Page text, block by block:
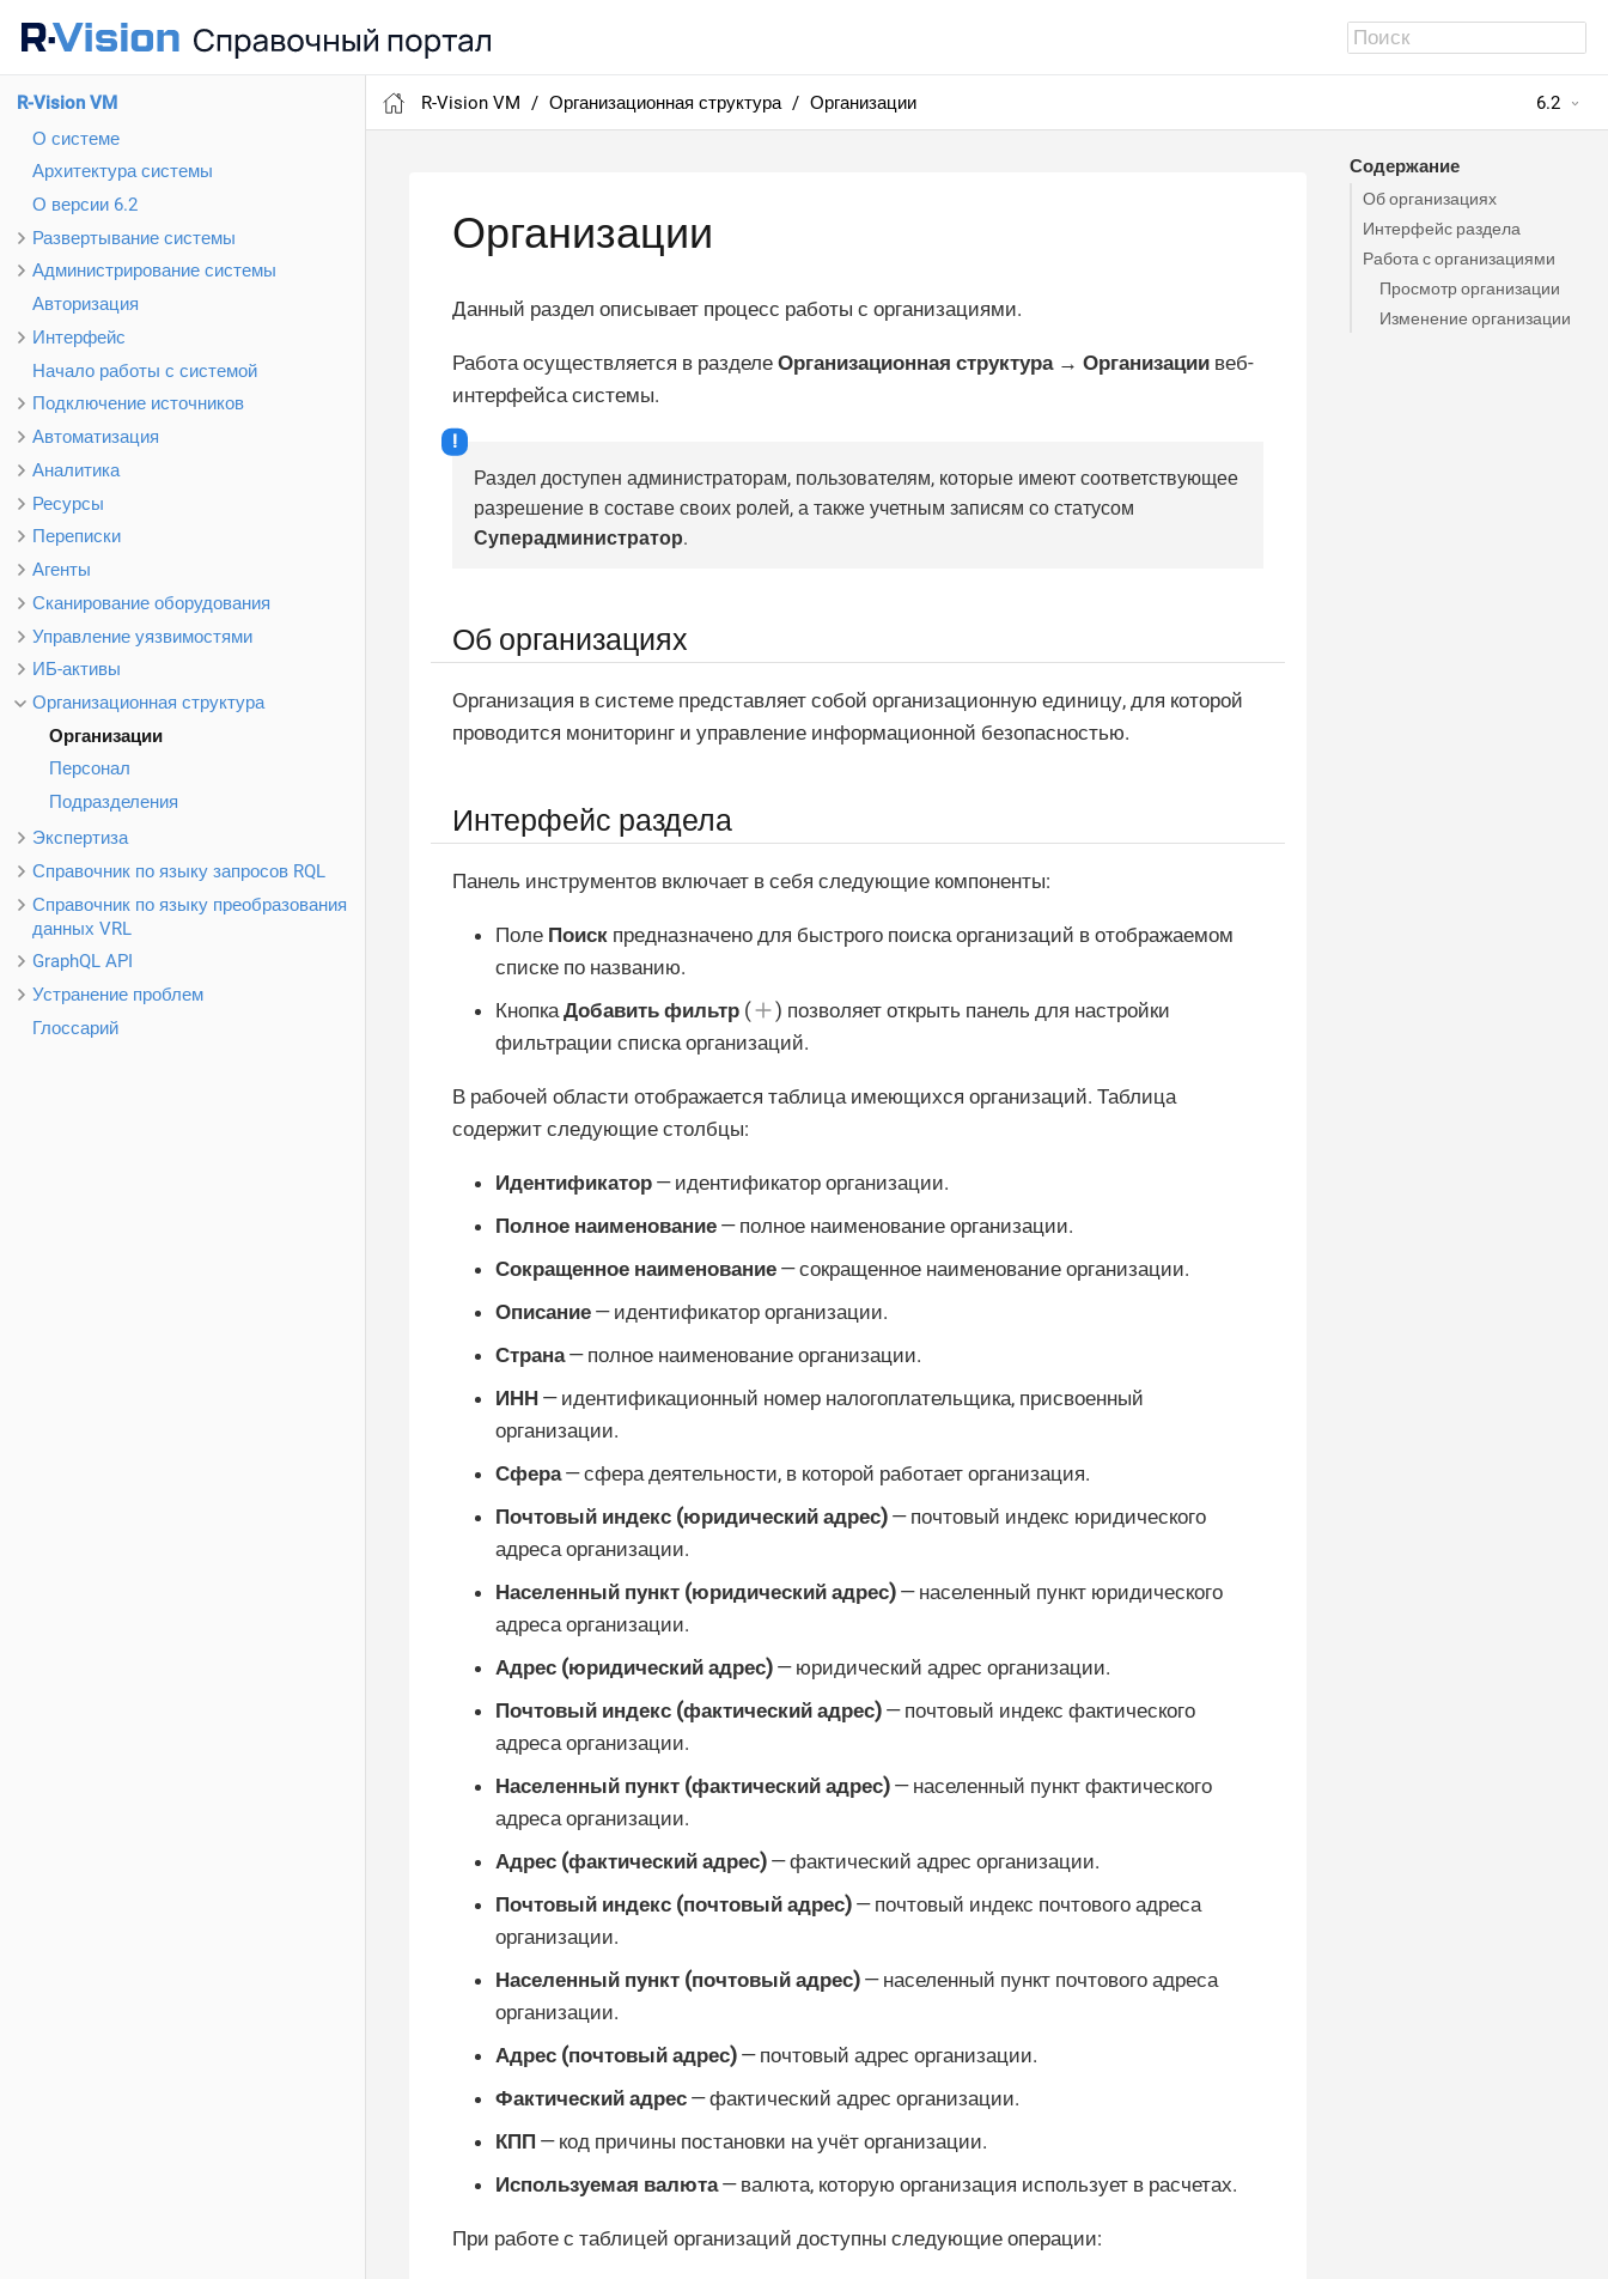
R-Vision VM
О системе
Архитектура системы
О версии 6.2
Развертывание системы
Администрирование системы
Авторизация
Интерфейс
Начало работы с системой
Подключение источников
Автоматизация
Аналитика
Ресурсы
Переписки
Агенты
Сканирование оборудования
Управление уязвимостями
ИБ-активы
Организационная структура
Организации
Персонал
Подразделения
Экспертиза
Справочник по языку запросов RQL
Справочник по языку преобразования
данных VRL
GraphQL API
Устранение проблем
Глоссарий
R-Vision VM Организационная структура Организации 6.2
Содержание
Об организациях
Интерфейс раздела
Работа с организациями
Просмотр организации
Изменение организации
Организации
Данный раздел описывает процесс работы с организациями.
Работа осуществляется в разделе Организационная структура → Организации веб-
интерфейса системы.
Раздел доступен администраторам, пользователям, которые имеют соответствующее
разрешение в составе своих ролей, а также учетным записям со статусом
Суперадминистратор.
Об организациях
Организация в системе представляет собой организационную единицу, для которой
проводится мониторинг и управление информационной безопасностью.
Интерфейс раздела
Панель инструментов включает в себя следующие компоненты:
Поле Поиск предназначено для быстрого поиска организаций в отображаемом
списке по названию.
КнопкаДобавить фильтр (
) позволяет открыть панель для настройки
фильтрации списка организаций.
В рабочей области отображается таблица имеющихся организаций. Таблица
содержит следующие столбцы:
Идентификатор — идентификатор организации.
Полное наименование — полное наименование организации.
Сокращенное наименование — сокращенное наименование организации.
Описание — идентификатор организации.
Страна— полное наименование организации.
ИНН — идентификационный номер налогоплательщика, присвоенный
организации.
Сфера— сфера деятельности, в которой работает организация.
Почтовый индекс (юридический адрес) — почтовый индекс юридического
адреса организации.
Населенный пункт (юридический адрес) — населенный пункт юридического
адреса организации.
Адрес (юридический адрес) — юридический адрес организации.
Почтовый индекс (фактический адрес) — почтовый индекс фактического
адреса организации.
Населенный пункт (фактический адрес) — населенный пункт фактического
адреса организации.
Адрес (фактический адрес) — фактический адрес организации.
Почтовый индекс (почтовый адрес) — почтовый индекс почтового адреса
организации.
Населенный пункт (почтовый адрес) — населенный пункт почтового адреса
организации.
Адрес (почтовый адрес) — почтовый адрес организации.
Фактический адрес — фактический адрес организации.
КПП — код причины постановки на учёт организации.
Используемая валюта— валюта, которую организация использует в расчетах.
При работе с таблицей организаций доступны следующие операции: